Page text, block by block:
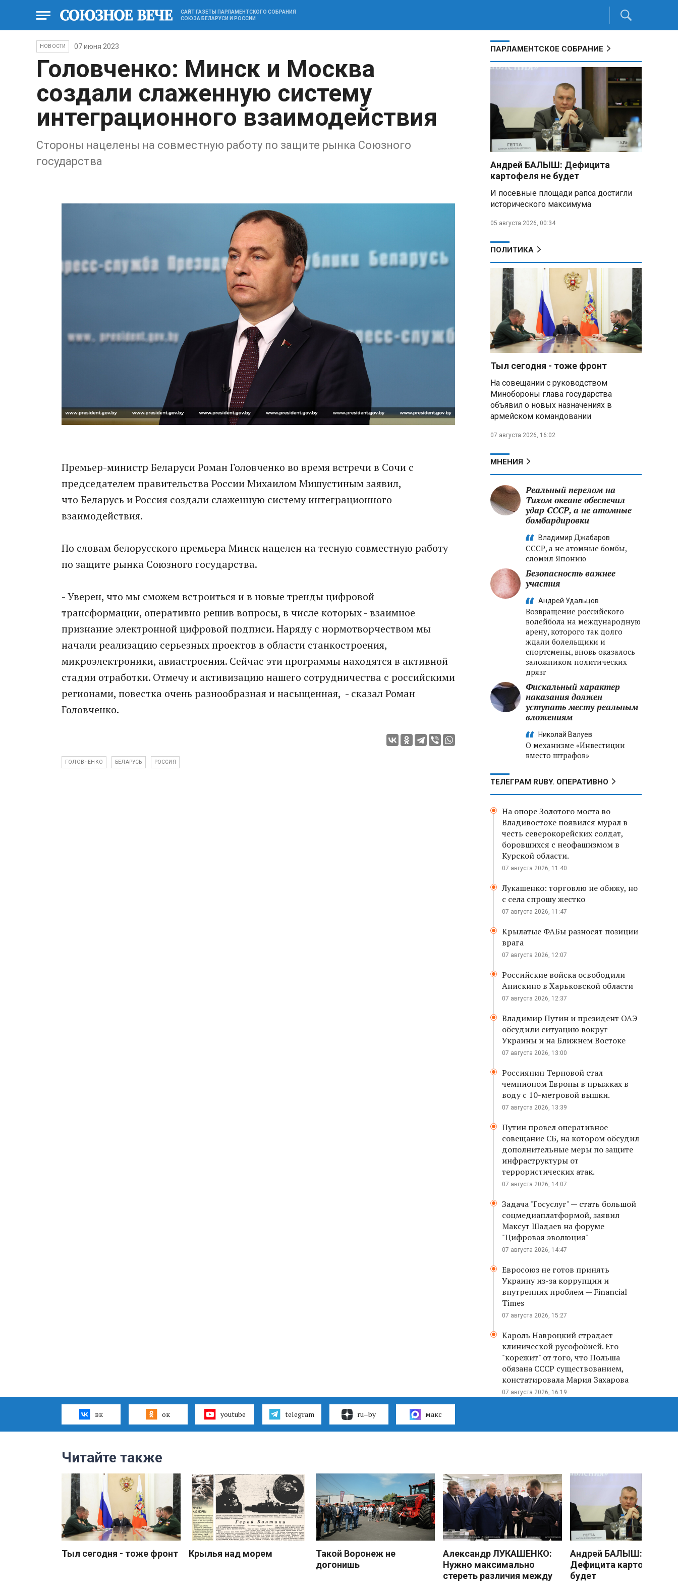
САЙТ ГАЗЕТЫ ПАРЛАМЕНТСКОГО СОБРАНИЯ
СОЮЗА БЕЛАРУСИ И РОССИИ
НОВОСТИ 07 июня 2023
Головченко: Минск и Москва
создали слаженную систему
интеграционного взаимодействия
Стороны нацелены на совместную работу по защите рынка Союзного
государства
Премьер-министр Беларуси Роман Головченко во время встречи в Сочи с
председателем правительства России Михаилом Мишустиным заявил,
что Беларусь и Россия создали слаженную систему интеграционного
взаимодействия.
По словам белорусского премьера Минск нацелен на тесную совместную работу
по защите рынка Союзного государства.
- Уверен, что мы сможем встроиться и в новые тренды цифровой
трансформации, оперативно решив вопросы, в числе которых - взаимное
признание электронной цифровой подписи. Наряду с нормотворчеством мы
начали реализацию серьезных проектов в области станкостроения,
микроэлектроники, авиастроения. Сейчас эти программы находятся в активной
стадии отработки. Отмечу и активизацию нашего сотрудничества с российскими
регионами, повестка очень разнообразная и насыщенная, - сказал Роман
Головченко.
ГОЛОВЧЕНКО БЕЛАРУСЬ РОССИЯ
ПАРЛАМЕНТСКОЕ СОБРАНИЕ
Андрей БАЛЫШ: Дефицита
картофеля не будет
И посевные площади рапса достигли
исторического максимума
05 августа 2026, 00:34
ПОЛИТИКА
Тыл сегодня - тоже фронт
На совещании с руководством
Минобороны глава государства
объявил о новых назначениях в
армейском командовании
07 августа 2026, 16:02
МНЕНИЯ
Реальный перелом на
Тихом океане обеспечил
удар СССР, а не атомные
бомбардировки
Владимир Джабаров
СССР, а не атомные бомбы,
сломил Японию
Безопасность важнее
участия
Андрей Удальцов
Возвращение российского
волейбола на международную
арену, которого так долго
ждали болельщики и
спортсмены, вновь оказалось
заложником политических
дрязг
Фискальный характер
наказания должен
уступать месту реальным
вложениям
Николай Валуев
О механизме «Инвестиции
вместо штрафов»
ТЕЛЕГРАМ RUBY. ОПЕРАТИВНО
На опоре Золотого моста во
Владивостоке появился мурал в
честь северокорейских солдат,
боровшихся с неофашизмом в
Курской области.
07 августа 2026, 11:40
Лукашенко: торговлю не обижу, но
с села спрошу жестко
07 августа 2026, 11:47
Крылатые ФАБы разносят позиции
врага
07 августа 2026, 12:07
Российские войска освободили
Анискино в Харьковской области
07 августа 2026, 12:37
Владимир Путин и президент ОАЭ
обсудили ситуацию вокруг
Украины и на Ближнем Востоке
07 августа 2026, 13:00
Россиянин Терновой стал
чемпионом Европы в прыжках в
воду с 10-метровой вышки.
07 августа 2026, 13:39
Путин провел оперативное
совещание СБ, на котором обсудил
дополнительные меры по защите
инфраструктуры от
террористических атак.
07 августа 2026, 14:07
Задача "Госуслуг" — стать большой
соцмедиаплатформой, заявил
Максут Шадаев на форуме
"Цифровая эволюция"
07 августа 2026, 14:47
Евросоюз не готов принять
Украину из-за коррупции и
внутренних проблем — Financial
Times
07 августа 2026, 15:27
Кароль Навроцкий страдает
клинической русофобией. Его
"корежит" от того, что Польша
обязана СССР существованием,
констатировала Мария Захарова
07 августа 2026, 16:19
вк ок youtube telegram ru–by макс
Читайте также
Тыл сегодня - тоже фронт Крылья над морем
Такой Воронеж не
догонишь
Александр ЛУКАШЕНКО:
Нужно максимально
стереть различия между
Андрей БАЛЫШ:
Дефицита картофеля не
будет